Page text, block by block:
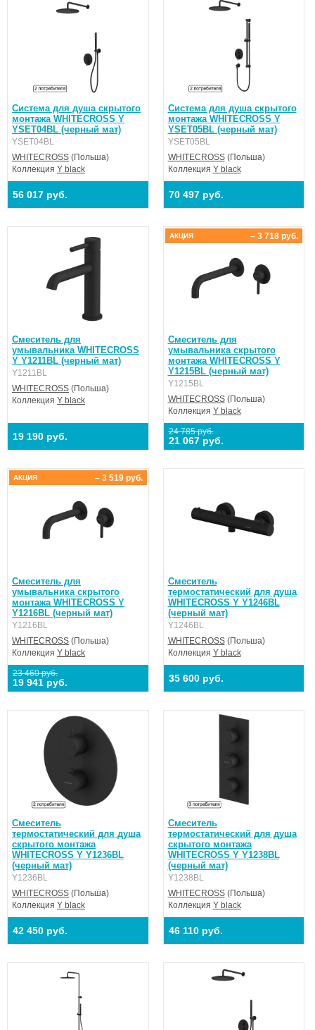
Система для душа скрытого
монтажа WHITECROSS Y
YSET04BL (черный мат)
YSET04BL
WHITECROSS (Польша)
Коллекция Y black
56 017 руб.
Система для душа скрытого
монтажа WHITECROSS Y
YSET05BL (черный мат)
YSET05BL
WHITECROSS(Польша)
Коллекция Y black
70 497 руб.
Смеситель для
умывальника WHITECROSS
Y Y1211BL (черный мат)
Y1211BL
WHITECROSS (Польша)
Коллекция Y black
19 190 руб.
Смеситель для
умывальника скрытого
монтажа WHITECROSS Y
Y1215BL (черный мат)
Y1215BL
WHITECROSS(Польша)
Коллекция Y black
24 785 руб.
21 067 руб.
– 3 718 руб.
АКЦИЯ
Смеситель для
умывальника скрытого
монтажа WHITECROSS Y
Y1216BL (черный мат)
Y1216BL
WHITECROSS (Польша)
Коллекция Y black
23 460 руб.
19 941 руб.
– 3 519 руб.
АКЦИЯ
Смеситель
термостатический для душа
WHITECROSS Y Y1246BL
(черный мат)
Y1246BL
WHITECROSS(Польша)
Коллекция Y black
35 600 руб.
Смеситель
термостатический для душа
скрытого монтажа
WHITECROSS Y Y1236BL
(черный мат)
Y1236BL
WHITECROSS (Польша)
Коллекция Y black
42 450 руб.
Смеситель
термостатический для душа
скрытого монтажа
WHITECROSS Y Y1238BL
(черный мат)
Y1238BL
WHITECROSS(Польша)
Коллекция Y black
46 110 руб.